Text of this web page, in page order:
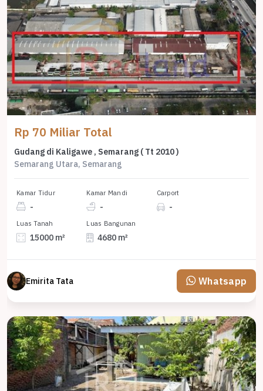
Rp 70 Miliar Total
Gudang di Kaligawe , Semarang ( Tt 2010 )
Semarang Utara, Semarang
Kamar Tidur
-
Kamar Mandi
-
Carport
-
Luas Tanah
15000 m²
Luas Bangunan
4680 m²
Emirita Tata Whatsapp